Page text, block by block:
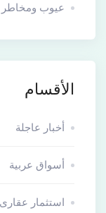
عيوب ومخاطر
الأقسام
أخبار عاجلة
أسواق عربية
استثمار عقارى